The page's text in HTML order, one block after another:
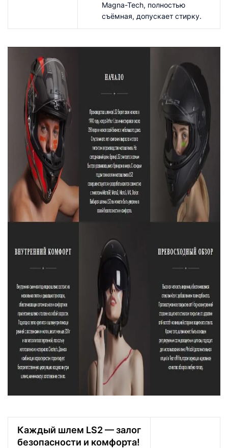
Magna-Tech, полностью
съёмная, допускает стирку.
Каждый шлем LS2 — залог
безопасности и комфорта!